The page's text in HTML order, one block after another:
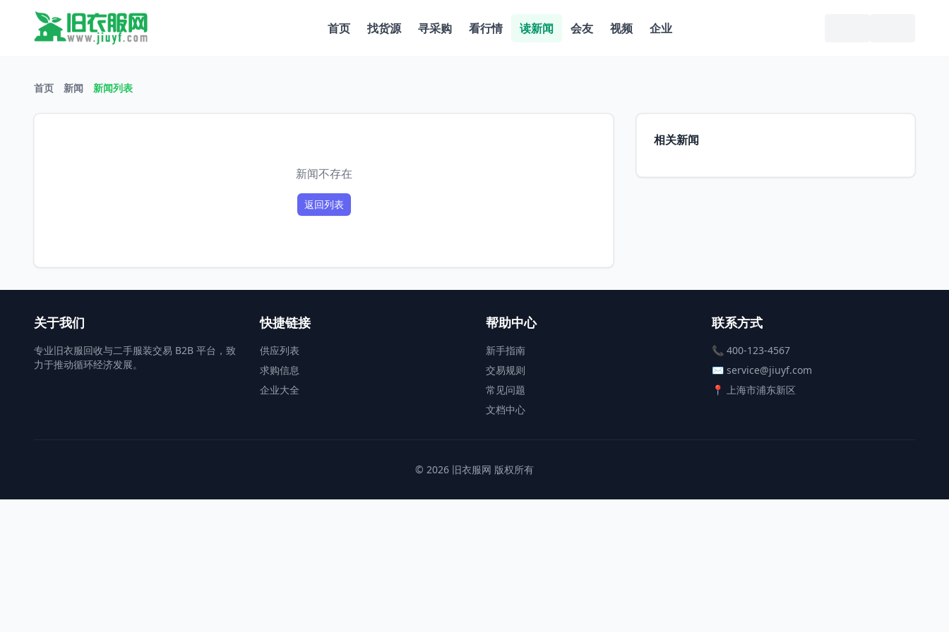
首页 找货源 寻采购 看行情 读新闻 会友 视频 企业
首页 新闻 新闻列表
新闻不存在
返回列表
相关新闻
关于我们
专业旧衣服回收与二手服装交易 B2B 平台，致
力于推动循环经济发展。
快捷链接
供应列表
求购信息
企业大全
帮助中心
新手指南
交易规则
常见问题
文档中心
联系方式
📞 400-123-4567
✉️ service@jiuyf.com
📍 上海市浦东新区
© 2026 旧衣服网 版权所有